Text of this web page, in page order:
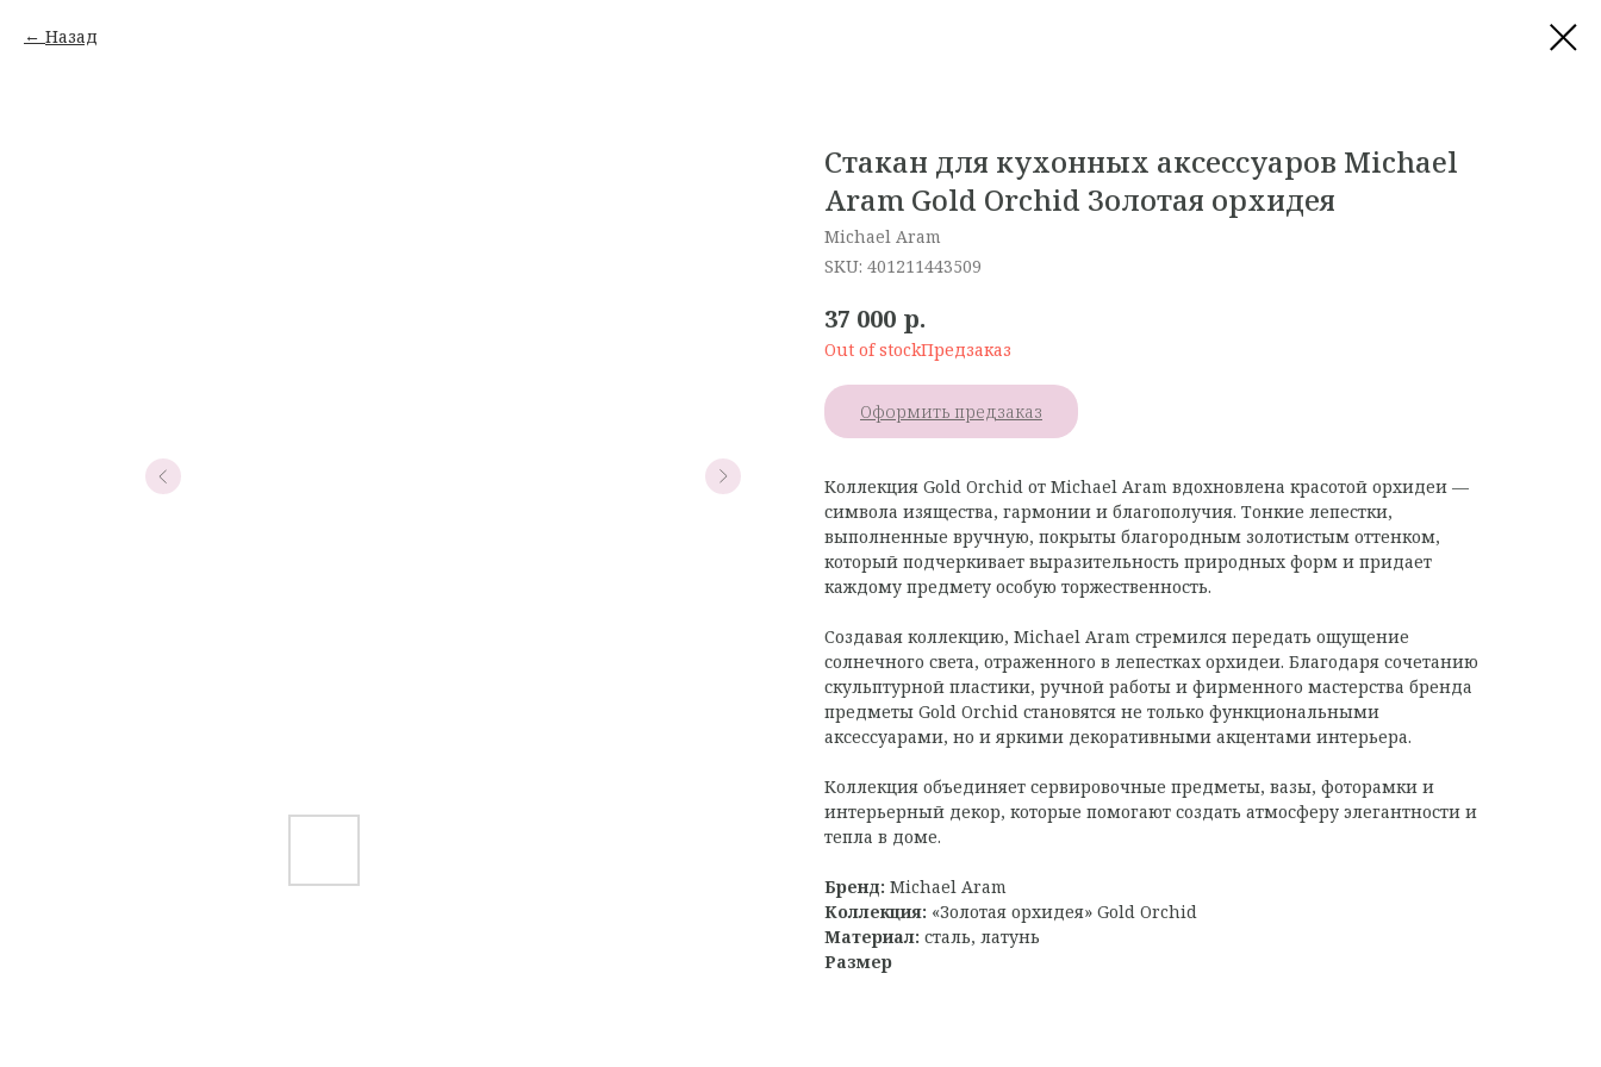
Назад
Стакан для кухонных аксессуаров Michael
Aram Gold Orchid Золотая орхидея
Michael Aram
SKU: 401211443509
37 000 р.
Out of stock
Оформить предзаказ
Коллекция Gold Orchid от Michael Aram вдохновлена красотой орхидеи —
символа изящества, гармонии и благополучия. Тонкие лепестки,
выполненные вручную, покрыты благородным золотистым оттенком,
который подчеркивает выразительность природных форм и придает
каждому предмету особую торжественность.
Создавая коллекцию, Michael Aram стремился передать ощущение
солнечного света, отраженного в лепестках орхидеи. Благодаря сочетанию
скульптурной пластики, ручной работы и фирменного мастерства бренда
предметы Gold Orchid становятся не только функциональными
аксессуарами, но и яркими декоративными акцентами интерьера.
Коллекция объединяет сервировочные предметы, вазы, фоторамки и
интерьерный декор, которые помогают создать атмосферу элегантности и
тепла в доме.
Бренд: Michael Aram
Коллекция: «Золотая орхидея» Gold Orchid
Материал: сталь, латунь
Размер